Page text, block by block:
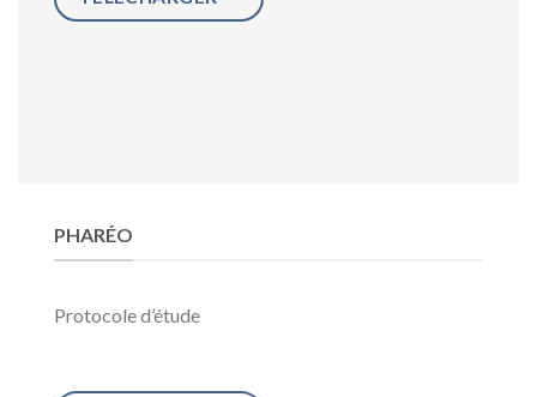
PHARÉO
Protocole d’étude